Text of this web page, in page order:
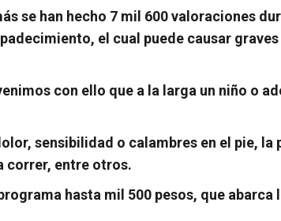
se han hecho 7 mil 600 valoraciones
el cual puede causar
con ello que a la larga un niño o
sensibilidad o calambres en el pie,
correr, entre otros.
hasta mil 500 pesos, que